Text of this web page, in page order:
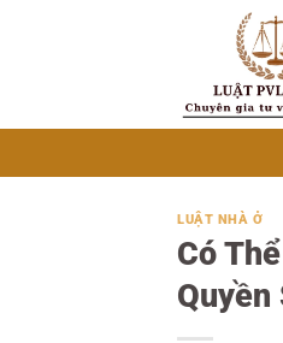
LUẬT NHÀ Ở
Có
Quyền